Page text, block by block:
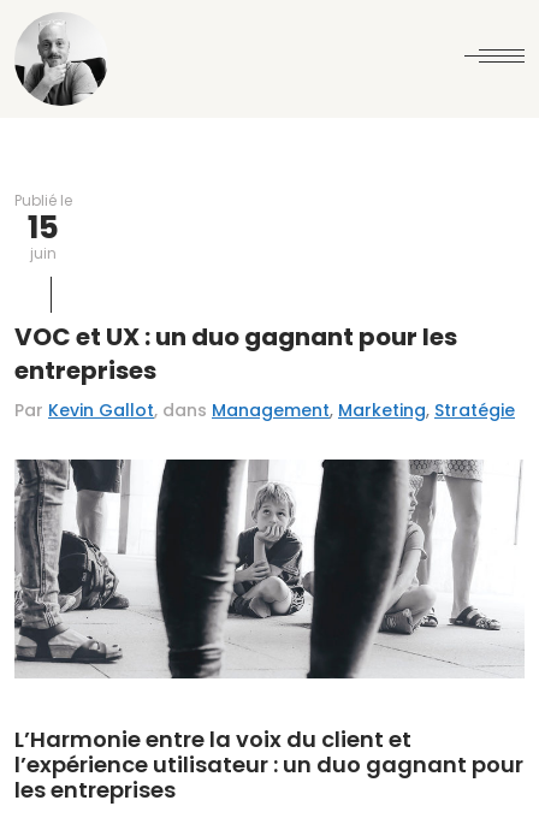
Publié le
15
juin
VOC et UX : un duo gagnant pour les
entreprises
Par Kevin Gallot, dans Management, Marketing, Stratégie
L’Harmonie entre la voix du client et
l’expérience utilisateur : un duo gagnant pour
les entreprises